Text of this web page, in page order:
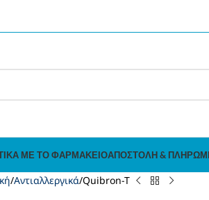
ΜΕ ΤΟ ΦΑΡΜΑΚΕΊΟΑΠΟΣΤΟΛΉ &
Αντιαλλεργικά Quibron-T